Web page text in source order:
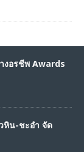
งอรชีพ Awards
หิน-ชะอำ จัด